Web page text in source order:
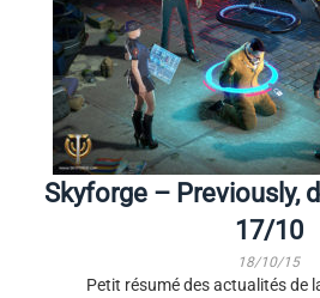
Skyforge – Previously,
17/10
18/10/15
Petit résumé des actualités de